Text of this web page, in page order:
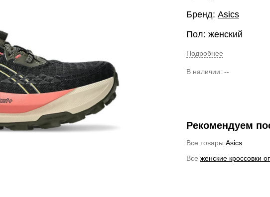
Бренд: Asics
Пол: женский
Подробнее
В наличии: --
Рекомендуем
Все товары Asics
Все женские кроссовки